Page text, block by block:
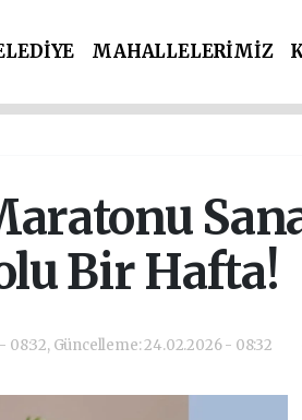
MAHALLELERİMİZ
Bir Hafta!
08:32, Güncelleme: 24.02.2026 - 08:32